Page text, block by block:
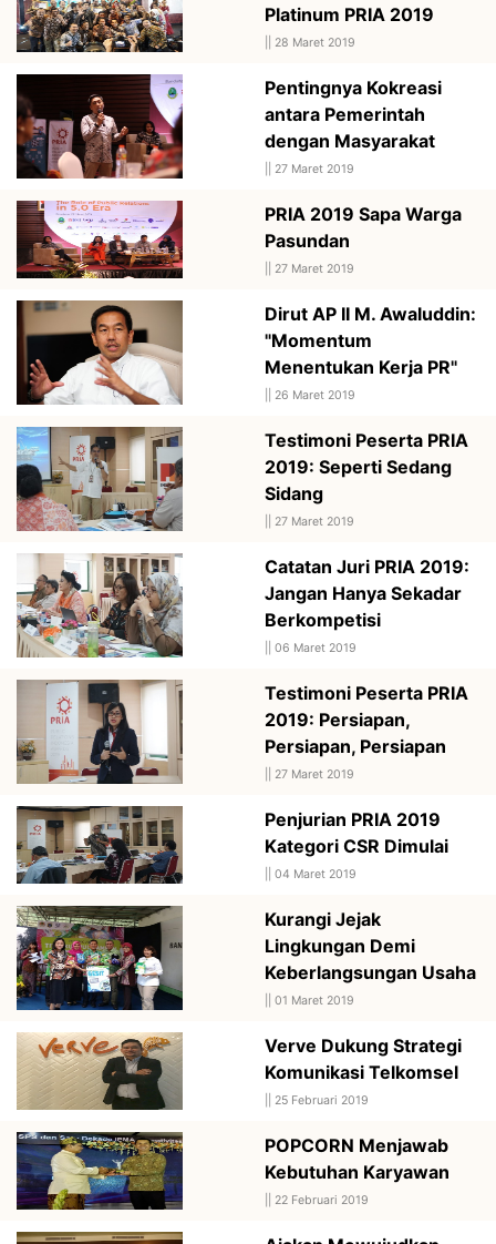
Platinum PRIA 2019
28 Maret 2019
Pentingnya Kokreasi
antara Pemerintah
dengan Masyarakat
27 Maret 2019
PRIA 2019 Sapa Warga
Pasundan
27 Maret 2019
Dirut AP II M. Awaluddin:
"Momentum
Menentukan Kerja PR"
26 Maret 2019
Testimoni Peserta PRIA
2019: Seperti Sedang
Sidang
27 Maret 2019
Catatan Juri PRIA 2019:
Jangan Hanya Sekadar
Berkompetisi
06 Maret 2019
Testimoni Peserta PRIA
2019: Persiapan,
Persiapan, Persiapan
27 Maret 2019
Penjurian PRIA 2019
Kategori CSR Dimulai
04 Maret 2019
Kurangi Jejak
Lingkungan Demi
Keberlangsungan Usaha
01 Maret 2019
Verve Dukung Strategi
Komunikasi Telkomsel
25 Februari 2019
POPCORN Menjawab
Kebutuhan Karyawan
22 Februari 2019